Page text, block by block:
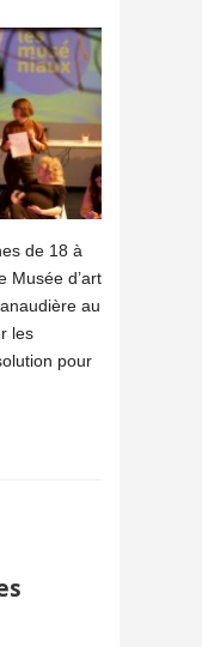
de 18 à
Musée d’art
au
les
pour